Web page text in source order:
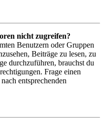
nicht zugreifen?
Benutzern oder Gruppen
Beiträge zu lesen, zu
durchzuführen, brauchst du
Frage einen
entsprechenden